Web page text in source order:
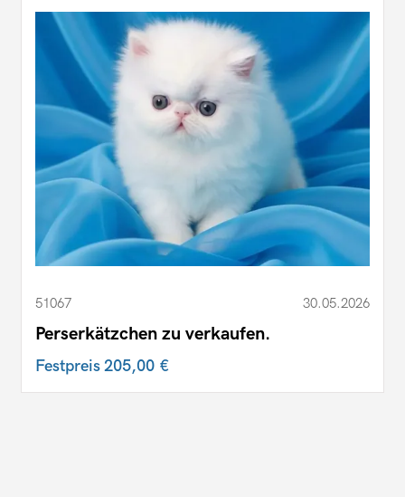
51067 30.05.2026
Perserkätzchen zu verkaufen.
Festpreis205,00 €